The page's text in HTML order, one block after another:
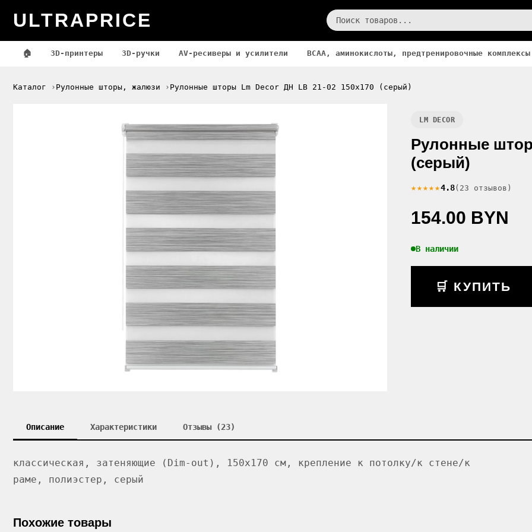
ULTRAPRICE
🏠 3D-принтеры 3D-ручки AV-ресиверы и усилители BCAA, аминокислоты, предтренировочные
Каталог Рулонные шторы, жалюзи Рулонные шторы Lm Decor ДН LB 21-02 150x170 (серый)
LM DECOR
Рулонные
(серый)
★★★★★4.8(23 отзывов)
154.00 BYN
В наличии
🛒 КУПИТЬ
Описание Характеристики Отзывы (23)
классическая, затеняющие (Dim-out), 150x170 см, крепление к потолку/к стене/к
раме, полиэстер, серый
Похожие товары